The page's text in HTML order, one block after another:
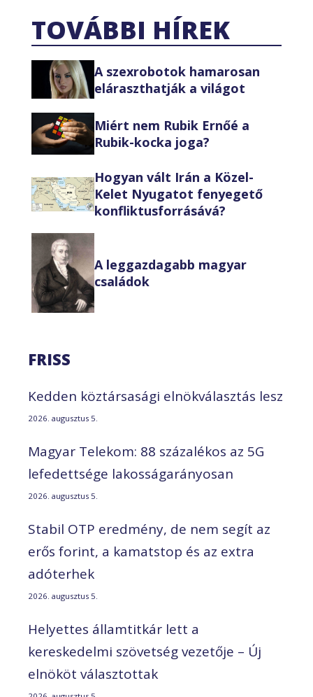
TOVÁBBI HÍREK
A szexrobotok hamarosan
eláraszthatják a világot
Miért nem Rubik Ernőé a
Rubik-kocka joga?
Hogyan vált Irán a Közel-
Kelet Nyugatot fenyegető
konfliktusforrásává?
A leggazdagabb magyar
családok
FRISS
Kedden köztársasági elnökválasztás lesz
2026. augusztus 5.
Magyar Telekom: 88 százalékos az 5G
lefedettsége lakosságarányosan
2026. augusztus 5.
Stabil OTP eredmény, de nem segít az
erős forint, a kamatstop és az extra
adóterhek
2026. augusztus 5.
Helyettes államtitkár lett a
kereskedelmi szövetség vezetője – Új
elnököt választottak